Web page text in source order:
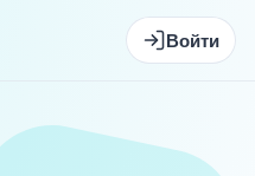
Войти